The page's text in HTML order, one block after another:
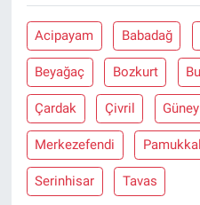
Acipayam Babadağ
Beyağaç Bozkurt
Çardak Çivril Güney
Merkezefendi
Serinhisar Tavas